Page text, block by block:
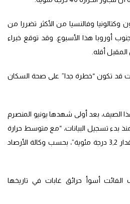
وفالنسيا من الأكثر تضررا من
أوروبا هذا الأسبوع. وقد توقع خبراء
أقله.
قد تكون “خطرة جدا” على صحة السكان
هذا الصيف، بعد أولى شهدها يونيو المنصرم
بدء تسجيل البيانات، “مع متوسط حرارة
أعلى من المعدل الطبيعي بمقدار 3,2 درجة مئوية”، بحسب وكالة الأرصاد
أسوأ حرائق غابات في تاريخها